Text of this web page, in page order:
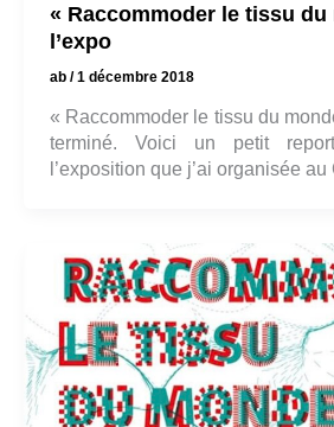
« Raccommoder le tissu du
l’expo
ab /1 décembre 2018
« Raccommoder le tissu du
terminé. Voici un petit
l’exposition que j’ai organisée